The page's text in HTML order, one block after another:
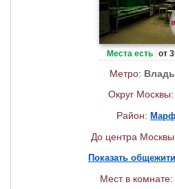
Места есть от
Метро:
Округ Москвы:
Район:
До центра
Показать
Мест в